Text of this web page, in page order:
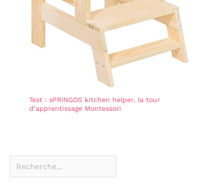
Test : sPRINGOS kitchen helper, la tour
d’apprentissage Montessori